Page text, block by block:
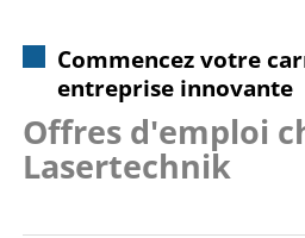
Commencez votre
entreprise innovante
Offres d'emploi
Lasertechnik